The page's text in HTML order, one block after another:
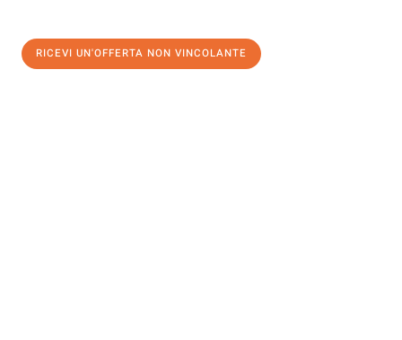
RICEVI UN'OFFERTA NON VINCOLANTE